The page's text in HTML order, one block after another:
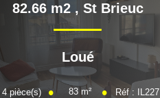
82.66 m2 , St Brieuc
Loué
4pièce(s) 83 m² Réf : IL227